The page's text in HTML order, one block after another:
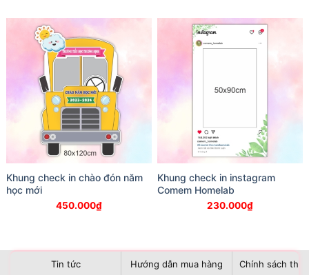
Khung check in chào đón năm
học mới
450.000₫
Khung check in instagram
Comem Homelab
230.000₫
Tin tức Hướng dẫn mua hàng Chính sách